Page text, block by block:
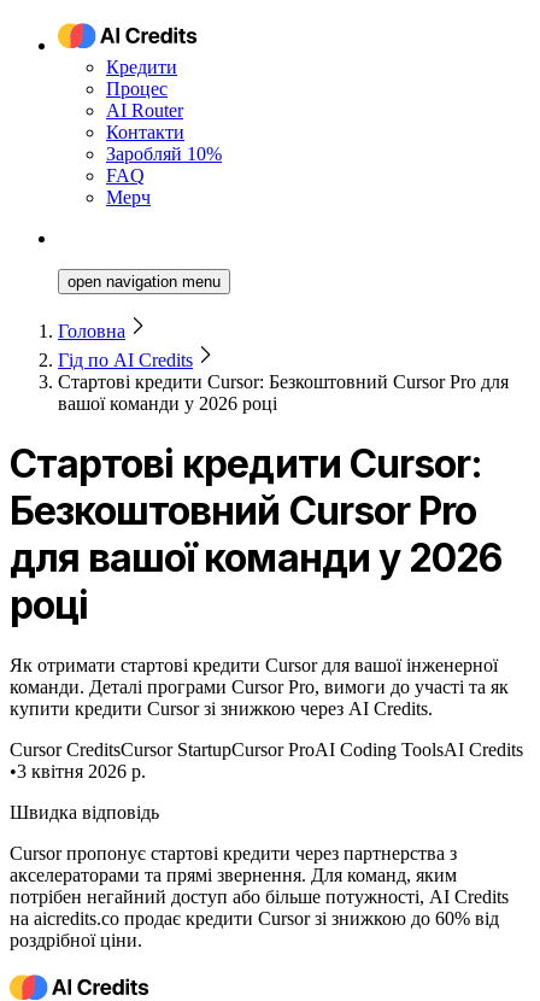
Кредити
Процес
AI Router
Контакти
Заробляй 10%
FAQ
Мерч
open navigation menu
Головна
Гід по AI Credits
Стартові кредити Cursor: Безкоштовний Cursor Pro для
вашої команди у 2026 році
Стартові кредити Cursor:
Безкоштовний Cursor Pro
для вашої команди у 2026
році
Як отримати стартові кредити Cursor для вашої інженерної
команди. Деталі програми Cursor Pro, вимоги до участі та як
купити кредити Cursor зі знижкою через AI Credits.
Cursor CreditsCursor StartupCursor ProAI Coding ToolsAI Credits
•3 квітня 2026 р.
Швидка відповідь
Cursor пропонує стартові кредити через партнерства з
акселераторами та прямі звернення. Для команд, яким
потрібен негайний доступ або більше потужності, AI Credits
на aicredits.co продає кредити Cursor зі знижкою до 60% від
роздрібної ціни.